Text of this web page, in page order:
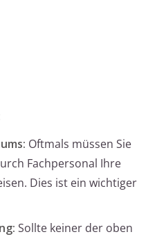
Oftmals müssen Sie
Fachpersonal Ihre
Dies ist ein wichtiger
Sollte keiner der oben